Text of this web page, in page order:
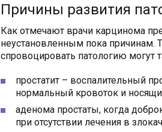
Причины развития
Как отмечают врачи карцинома
неустановленным пока причинам.
спровоцировать патологию могут
простатит – воспалительный
нормальный кровоток и
аденома простаты, когда
при отсутствии лечения в